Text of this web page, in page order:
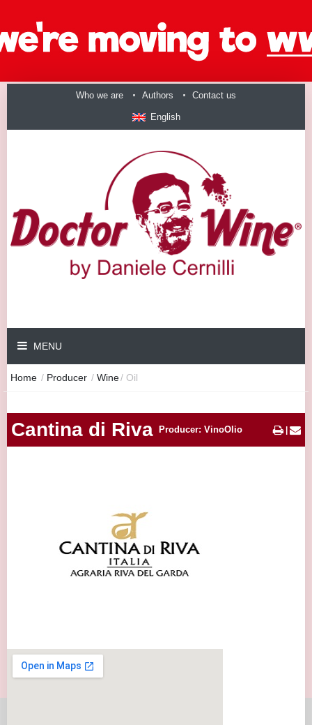
Who we are Authors Contact us
English
MENU
Home / Producer / Wine/ Oil
Cantina di Riva Producer: VinoOlio |